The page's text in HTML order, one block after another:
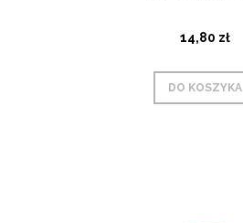
14,80 zł
DO KOSZYKA